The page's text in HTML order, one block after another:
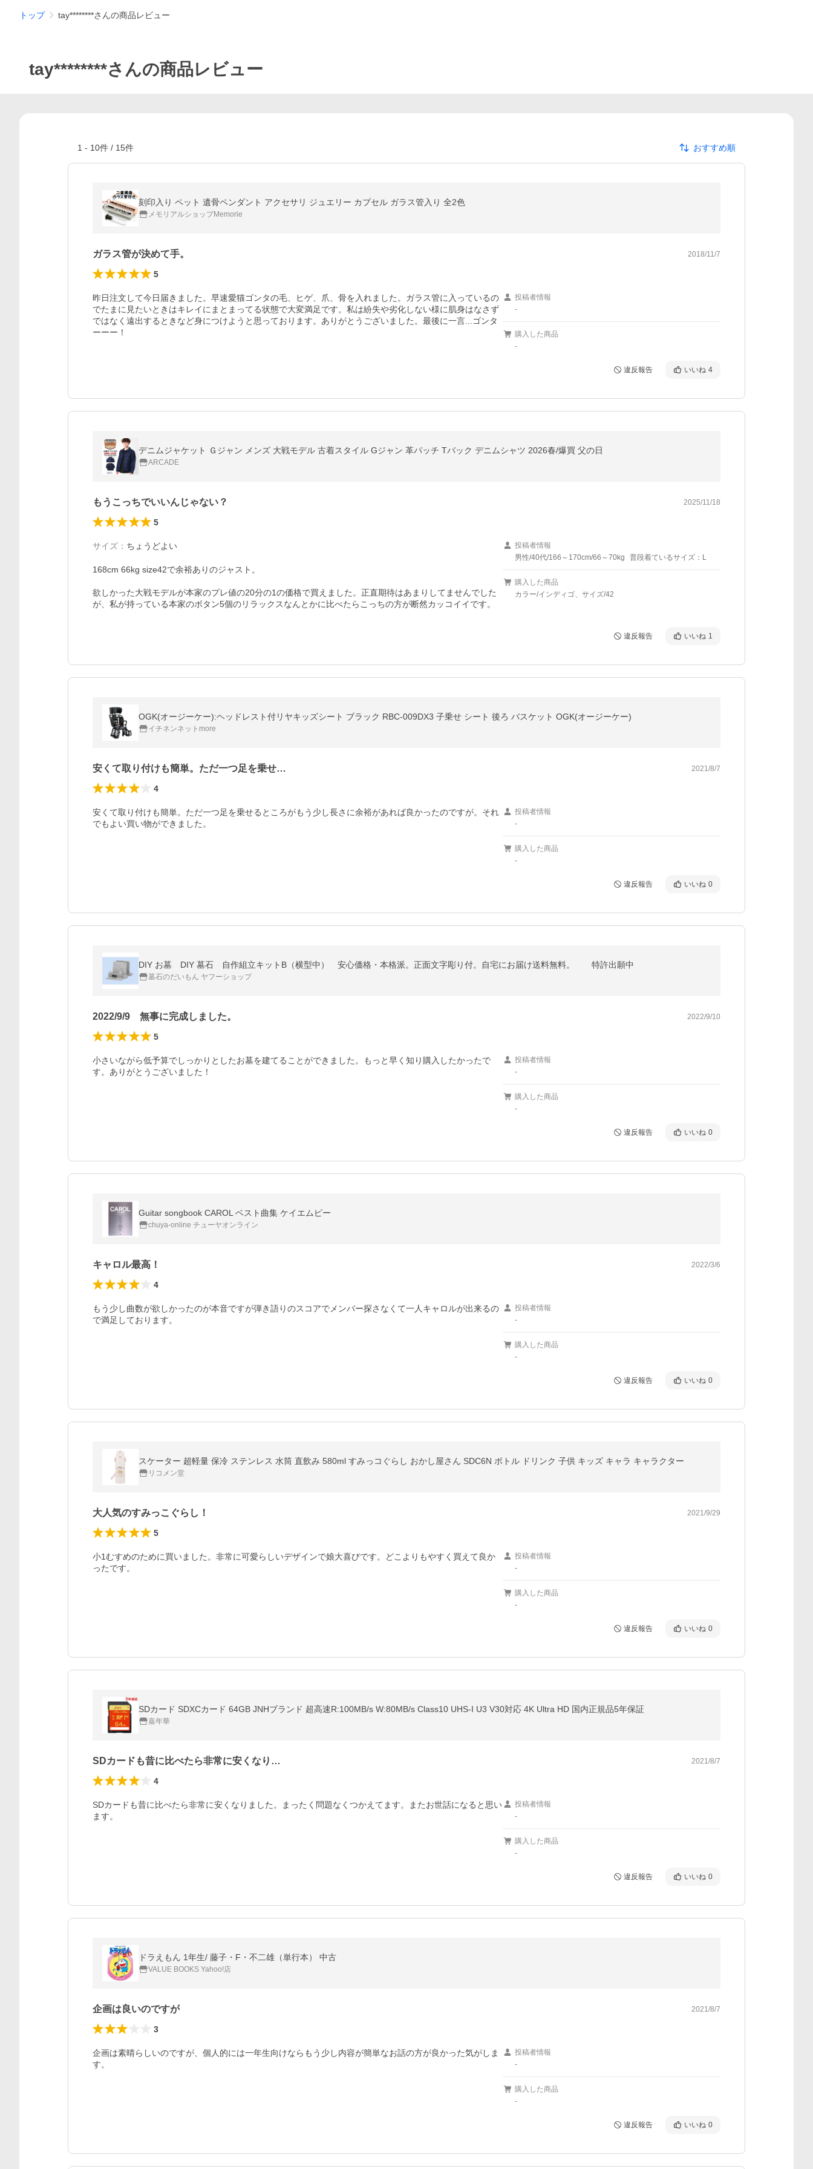
トップ tay********さんの商品レビュー
tay********さんの商品レビュー
1 - 10件 / 15件 おすすめ順
刻印入り ペット 遺骨ペンダント アクセサリ ジュエリー カプセル ガラス管入り 全2色
メモリアルショップMemorie
ガラス管が決めて手。 2018/11/7
5
昨日注文して今日届きました。早速愛猫ゴンタの毛、ヒゲ、爪、骨を入れました。ガラス管に入っているの
でたまに見たいときはキレイにまとまってる状態で大変満足です。私は紛失や劣化しない様に肌身はなさず
ではなく遠出するときなど身につけようと思っております。ありがとうございました。最後に一言...ゴンタ
ーーー！
投稿者情報
-
購入した商品
-
違反報告 いいね 4
デニムジャケット Ｇジャン メンズ 大戦モデル 古着スタイル Gジャン 革パッチ Tバック デニムシャツ 2026春/爆買 父の日
ARCADE
もうこっちでいいんじゃない？ 2025/11/18
5
サイズ ： ちょうどよい
168cm 66kg size42で余裕ありのジャスト。
欲しかった大戦モデルが本家のプレ値の20分の1の価格で買えました。正直期待はあまりしてませんでした
が、私が持っている本家のボタン5個のリラックスなんとかに比べたらこっちの方が断然カッコイイです。
投稿者情報
男性/40代/166～170cm/66～70kg
普段着ているサイズ：L
購入した商品
カラー/インディゴ、サイズ/42
違反報告 いいね 1
OGK(オージーケー):ヘッドレスト付リヤキッズシート ブラック RBC-009DX3 子乗せ シート 後ろ バスケット OGK(オージーケー)
イチネンネットmore
安くて取り付けも簡単。ただ一つ足を乗せ… 2021/8/7
4
安くて取り付けも簡単。ただ一つ足を乗せるところがもう少し長さに余裕があれば良かったのですが。それ
でもよい買い物ができました。
投稿者情報
-
購入した商品
-
違反報告 いいね 0
DIY お墓 DIY 墓石 自作組立キットB（横型中） 安心価格・本格派。正面文字彫り付。自宅にお届け送料無料。 特許出願中
墓石のだいもん ヤフーショップ
2022/9/9 無事に完成しました。 2022/9/10
5
小さいながら低予算でしっかりとしたお墓を建てることができました。もっと早く知り購入したかったで
す。ありがとうございました！
投稿者情報
-
購入した商品
-
違反報告 いいね 0
Guitar songbook CAROL ベスト曲集 ケイエムピー
chuya-online チューヤオンライン
キャロル最高！ 2022/3/6
4
もう少し曲数が欲しかったのが本音ですが弾き語りのスコアでメンバー探さなくて一人キャロルが出来るの
で満足しております。
投稿者情報
-
購入した商品
-
違反報告 いいね 0
スケーター 超軽量 保冷 ステンレス 水筒 直飲み 580ml すみっコぐらし おかし屋さん SDC6N ボトル ドリンク 子供 キッズ キャラ キャラクター
リコメン堂
大人気のすみっこぐらし！ 2021/9/29
5
小1むすめのために買いました。非常に可愛らしいデザインで娘大喜びです。どこよりもやすく買えて良か
ったです。
投稿者情報
-
購入した商品
-
違反報告 いいね 0
SDカード SDXCカード 64GB JNHブランド 超高速R:100MB/s W:80MB/s Class10 UHS-I U3 V30対応 4K Ultra HD 国内正規品5年保証
嘉年華
SDカードも昔に比べたら非常に安くなり… 2021/8/7
4
SDカードも昔に比べたら非常に安くなりました。まったく問題なくつかえてます。またお世話になると思い
ます。
投稿者情報
-
購入した商品
-
違反報告 いいね 0
ドラえもん 1年生/ 藤子・F・不二雄（単行本） 中古
VALUE BOOKS Yahoo!店
企画は良いのですが 2021/8/7
3
企画は素晴らしいのですが、個人的には一年生向けならもう少し内容が簡単なお話の方が良かった気がしま
す。
投稿者情報
-
購入した商品
-
違反報告 いいね 0